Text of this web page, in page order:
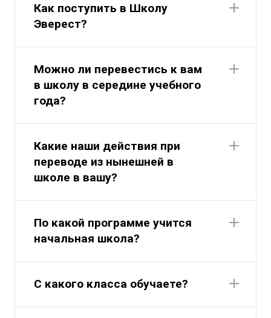
Как поступить в Школу
Эверест?
Можно ли перевестись к вам
в школу в середине учебного
года?
Какие наши действия при
переводе из нынешней в
школе в вашу?
По какой программе учится
начальная школа?
С какого класса обучаете?